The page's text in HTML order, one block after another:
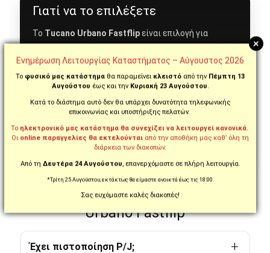
Γιατί να το επιλέξετε
Το Tucano Urbano Fastflipείναι επιλογή για
ευκολία χρήσης, 180° flip-up σιαγόνα, εσωτερική
φιμέ ζελατίνα και σύγχρονη πιστοποίηση.
open-face με την κάλυψη ενός full-face, σε ένα
κράνος που ταιριάζει πολύ στην καθημερινή αστική
χρήση και στις μικτές διαδρομές.
Συχνές Ερωτήσεις για το Tucano
Urbano Fastflip
Έχει πιστοποίηση P/J;
+
Ενημέρωση Λειτουργίας Καταστήματος – Αύγουστος 2026
Το φυσικό μας κατάστημα θα παραμείνει κλειστό από την Πέμπτη 13
Αυγούστου έως και τηνΚυριακή 23 Αυγούστου.
Κατά το διάστημα αυτό δεν θα υπάρχει δυνατότητα τηλεφωνικής
επικοινωνίας και υποστήριξης πελατών.
Το ηλεκτρονικό μας κατάστημα θα συνεχίζει να λειτουργεί κανονικά.
Οι online παραγγελίες θα εκτελούνται από την αποθήκη μας καθ’ όλη τη
διάρκεια των διακοπών.
Από τη Δευτέρα 24 Αυγούστου, επανερχόμαστε σε πλήρη λειτουργία.
*Τρίτη 25 Αυγούστου, εκτάκτως θα είμαστε ανοικτά έως τις 18:00.
Σας ευχόμαστε καλές διακοπές!